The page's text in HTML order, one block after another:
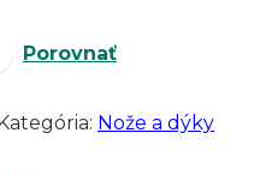
Porovnať
Nože a dýky